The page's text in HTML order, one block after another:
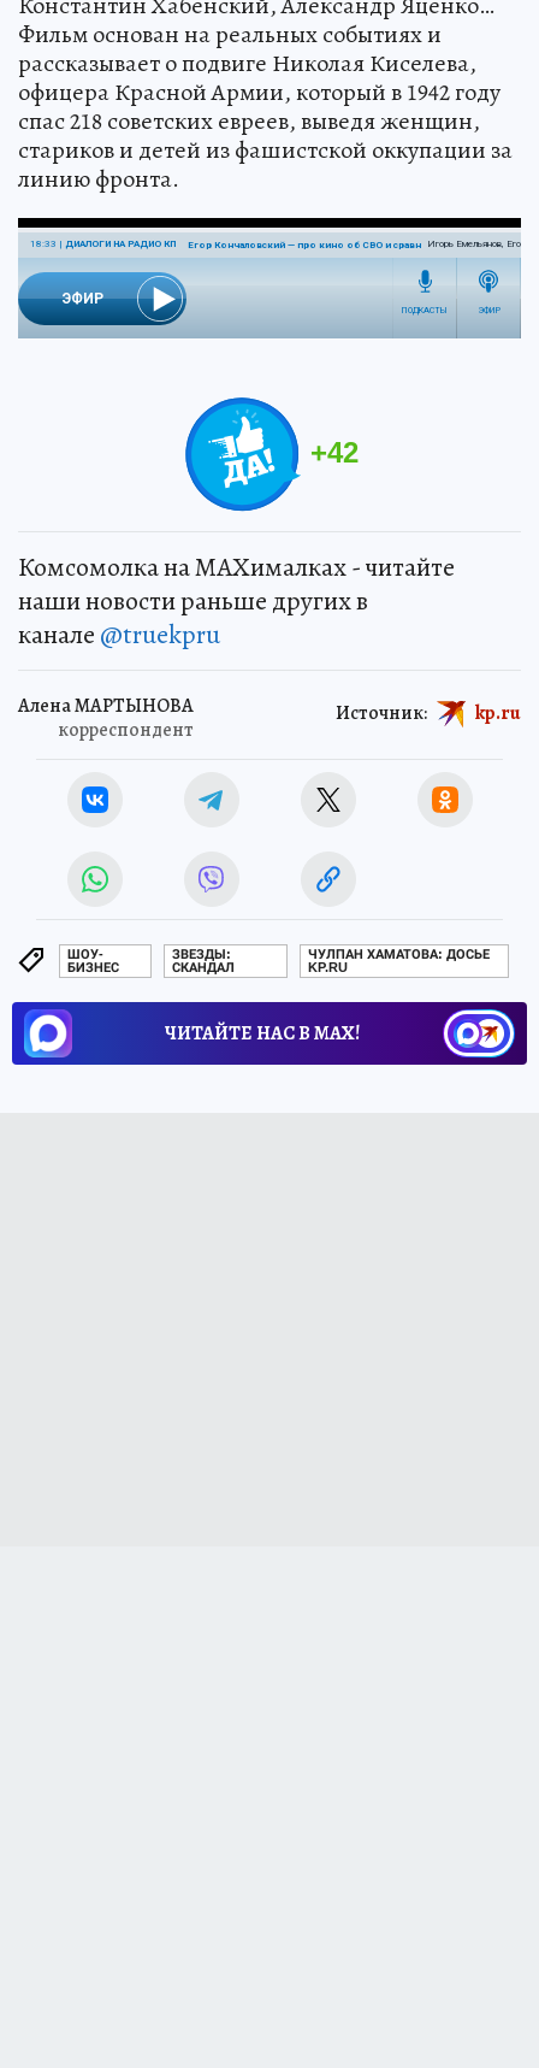
Фильм основан на реальных событиях и
рассказывает о подвиге Николая Киселева,
офицера Красной Армии, который в 1942 году
спас 218 советских евреев, выведя женщин,
стариков и детей из фашистской оккупации за
линию фронта.
+42
Комсомолка на MAXималках - читайте
наши новости раньше других в
канале @truekpru
Алена МАРТЫНОВА
корреспондент
Источник: kp.ru
ШОУ-
БИЗНЕС
ЗВЕЗДЫ:
СКАНДАЛ
ЧУЛПАН ХАМАТОВА: ДОСЬЕ
KP.RU
ЧИТАЙТЕ НАС В МАХ!